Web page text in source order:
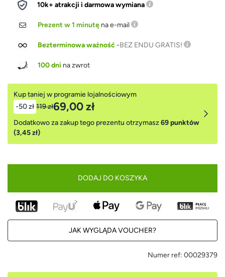
10k+ atrakcji i darmowa wymiana
Prezent w 1 minutę na e-mail
Bezterminowa ważność-BEZ ENDU GRATIS!
100 dni na zwrot
Kup taniej w programie lojalnościowym
-50 zł 119 zł69,00 zł
Dodatkowo za zakup tego prezentu otrzymasz69 punktów
(3,45 zł)
DODAJ DO KOSZYKA
JAK WYGLĄDA VOUCHER?
Numer ref: 00029379